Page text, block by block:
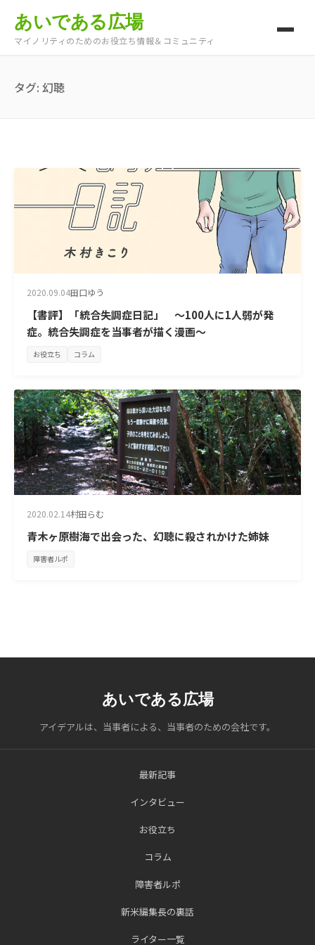
あいである広場
マイノリティのためのお役立ち情報＆コミュニティ
タグ: 幻聴
2020.09.04田口ゆう
【書評】「統合失調症日記」 ～100人に1人弱が発
症。統合失調症を当事者が描く漫画～
お役立ち コラム
2020.02.14村田らむ
青木ヶ原樹海で出会った、幻聴に殺されかけた姉妹
障害者ルポ
あいである広場
アイデアルは、当事者による、当事者のための会社です。
最新記事
インタビュー
お役立ち
コラム
障害者ルポ
新米編集長の裏話
ライター一覧